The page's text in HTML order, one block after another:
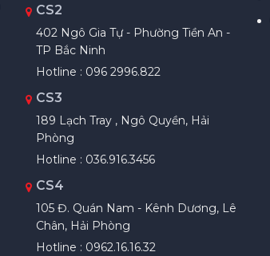
CS2
402 Ngô Gia Tự - Phường Tiền An -
TP Bắc Ninh
Hotline : 096 2996.822
CS3
189 Lạch Tray , Ngô Quyền, Hải
Phòng
Hotline : 036.916.3456
CS4
105 Đ. Quán Nam - Kênh Dương, Lê
Chân, Hải Phòng
Hotline : 0962.16.16.32